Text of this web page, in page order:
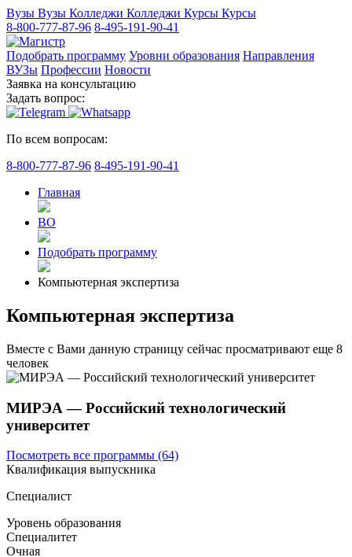
Вузы Вузы Колледжи Колледжи Курсы Курсы
8-800-777-87-96 8-495-191-90-41
Подобрать программу Уровни образования Направления
ВУЗы Профессии Новости
Заявка на консультацию
Задать вопрос:
По всем вопросам:
8-800-777-87-96 8-495-191-90-41
Главная
ВО
Подобрать программу
Компьютерная экспертиза
Компьютерная экспертиза
Вместе с Вами данную страницу сейчас просматривают еще 8
человек
МИРЭА — Российский технологический
университет
Посмотреть все программы (64)
Квалификация выпускника
Специалист
Уровень образования
Специалитет
Очная